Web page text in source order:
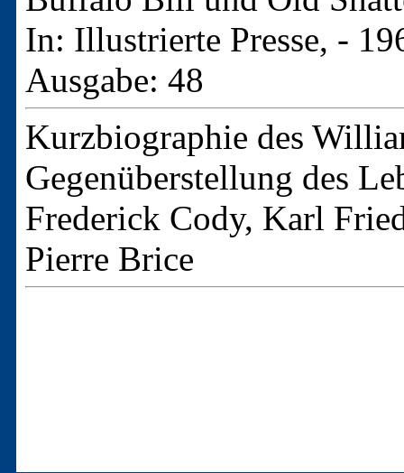
In: Illustrierte Presse, -
Ausgabe: 48
Kurzbiographie des
Gegenüberstellung des
Frederick Cody, Karl
Pierre Brice